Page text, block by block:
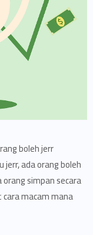
boleh jerr
ada orang boleh
simpan secara
macam mana